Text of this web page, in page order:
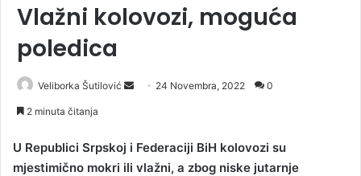
Vlažni kolovozi, moguća
poledica
Veliborka Šutilović
d
a
24 Novembra, 2022 0
2 minuta čitanja
U Republici Srpskoj i Federaciji BiH kolovozi su
mjestimično mokri ili vlažni, a zbog niske jutarnje